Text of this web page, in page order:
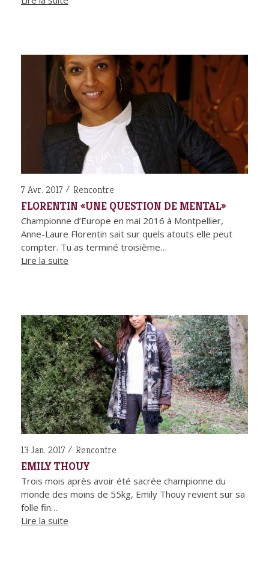
7 Avr. 2017 Rencontre
FLORENTIN «UNE QUESTION DE MENTAL»
Championne d’Europe en mai 2016 à Montpellier,
Anne-Laure Florentin sait sur quels atouts elle peut
compter. Tu as terminé troisième…
Lire la suite
13 Jan. 2017 Rencontre
EMILY THOUY
Trois mois après avoir été sacrée championne du
monde des moins de 55kg, Emily Thouy revient sur sa
folle fin…
Lire la suite